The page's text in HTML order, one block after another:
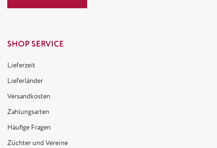
SHOP SERVICE
Lieferzeit
Lieferländer
Versandkosten
Zahlungsarten
Häufige Fragen
Züchter und Vereine